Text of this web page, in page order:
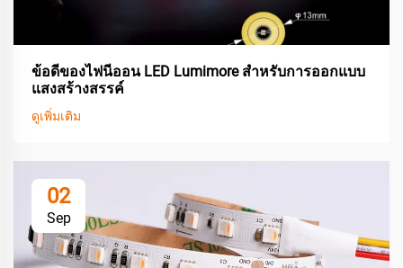
ข้อดีของไฟนีออน LED Lumimore สำหรับการออกแบบ
แสงสร้างสรรค์
ดูเพิ่มเติม
02
Sep